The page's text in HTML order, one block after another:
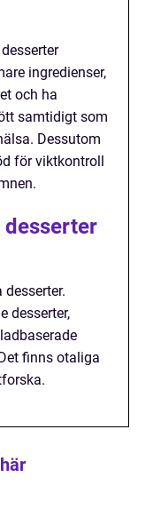
ingredienser,
och ha
samtidigt som
Dessutom
för viktkontroll
desserter
desserter,
finns otaliga